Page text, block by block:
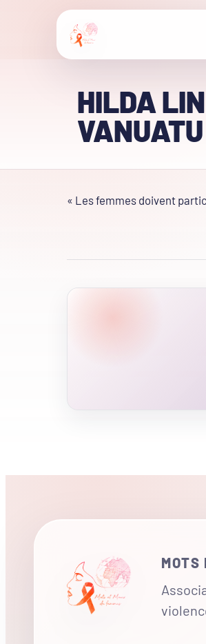
HILDA
VANUATU
« Les femmes doivent
MOTS